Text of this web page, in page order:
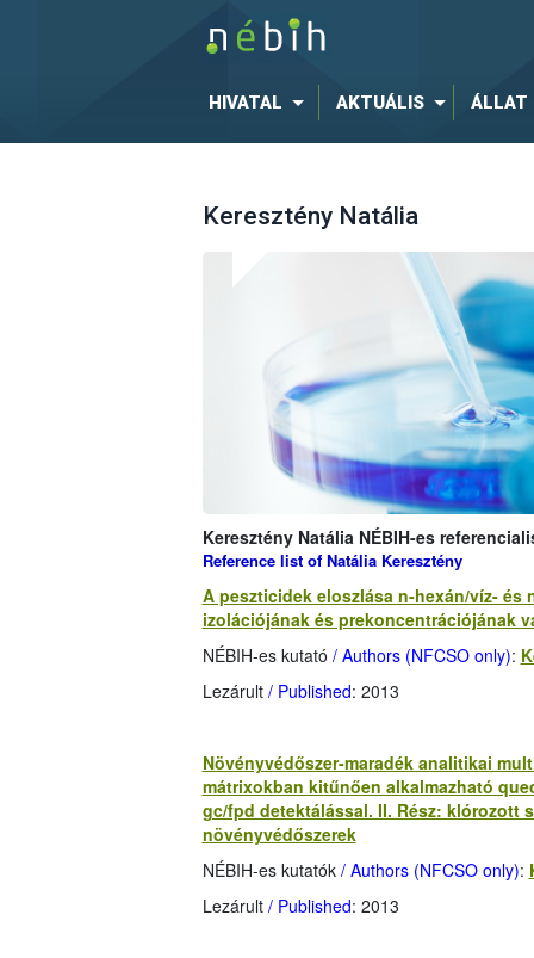
HIVATAL AKTUÁLIS ÁLLAT
Keresztény Natália
Keresztény Natália NÉBIH-es
Reference list of Natália Keresztény
A peszticidek eloszlása n-hexán/víz- és
izolációjának és prekoncentrációjának
NÉBIH-es kutató / Authors (NFCSO only):
Lezárult / Published: 2013
Növényvédőszer-maradék analitikai
mátrixokban kitűnően alkalmazható
gc/fpd detektálással. II. Rész: klórozott
növényvédőszerek
NÉBIH-es kutatók / Authors (NFCSO only):
Lezárult / Published: 2013